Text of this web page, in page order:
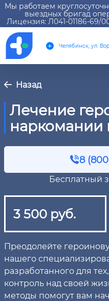
Мы работаем
выездных бригад
Лицензия: Л041-01186-69/
Челябинск, ул.
Назад
Лечение
наркомании
8
Бесплатный
3 500 руб.
Преодолейте
нашего
разработанного для
контроль над своей
методы помогут вам